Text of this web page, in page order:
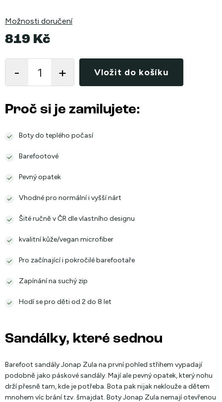
Možnosti doručení
819 Kč
cena:
Vložit do košíku
Proč si je zamilujete:
Boty do teplého počasí
Barefootové
Pevný opatek
Vhodné pro normální i vyšší nárt
Šité ručně v ČR dle vlastního designu
kvalitní kůže/vegan microfiber
Pro začínající i pokročilé barefootaře
Zapínání na suchý zip
Hodí se pro děti od 2 do 8 let
Sandálky, které sednou
Barefoot sandály Jonap Zula na první pohled střihem vypadají
podobně jako páskové sandály. Mají ale pevný opatek, který nohu
drží přesně tam, kde je potřeba. Bota pak nijak neklouže a dětem
mnohem víc brání tzv. šmajdat. Boty Jonap Zula nemají otevřenou